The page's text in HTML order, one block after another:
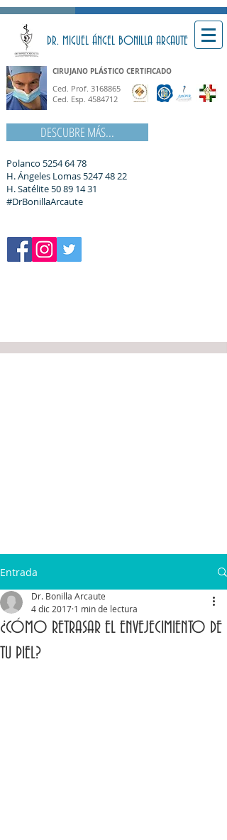
DR. MIGUEL ÁNGEL BONILLA ARCAUTE
CIRUJANO PLÁSTICO CERTIFICADO
Ced. Prof. 3168865
Ced. Esp. 4584712
DESCUBRE MÁS...
Polanco 5254 64 78
H. Ángeles Lomas 5247 48 22
H. Satélite 50 89 14 31
#DrBonillaArcaute
Entrada
¿CÓMO RETRASAR EL ENVEJECIMIENTO DE
TU PIEL?
Dr. Bonilla Arcaute
4 dic 2017 1 min de lectura